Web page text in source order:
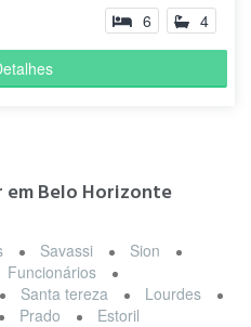
6 4
em Belo Horizonte
Savassi
Sion
Funcionários
Santa tereza
Lourdes
Prado Estoril